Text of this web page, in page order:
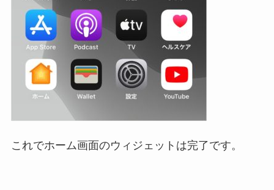
これでホーム画面のウィジェットは完了です。